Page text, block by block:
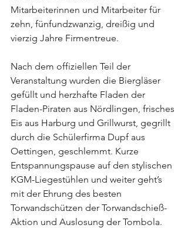
Mitarbeiterinnen und Mitarbeiter für
zehn, fünfundzwanzig, dreißig und
vierzig Jahre Firmentreue.
Nach dem offiziellen Teil der
Veranstaltung wurden die Biergläser
gefüllt und herzhafte Fladen der
Fladen-Piraten aus Nördlingen, frisches
Eis aus Harburg und Grillwurst, gegrillt
durch die Schülerfirma Dupf aus
Oettingen, geschlemmt. Kurze
Entspannungspause auf den stylischen
KGM-Liegestühlen und weiter geht’s
mit der Ehrung des besten
Torwandschützen der Torwandschieß-
Aktion und Auslosung der Tombola.